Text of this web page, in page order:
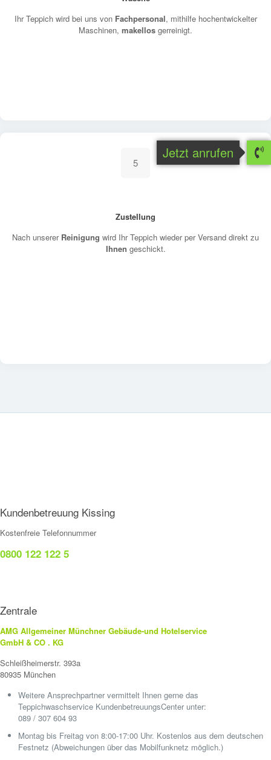
Ihr Teppich wird bei uns von Fachpersonal, mithilfe hochentwickelter
Maschinen, makellos gerreinigt.
5
Zustellung
Nach unserer Reinigung wird Ihr Teppich wieder per Versand direkt zu
Ihnen geschickt.
Kundenbetreuung Kissing
Kostenfreie Telefonnummer
0800 122 122 5
Zentrale
AMG Allgemeiner Münchner Gebäude-und Hotelservice
GmbH & CO . KG
Schleißheimerstr. 393a
80935 München
Weitere Ansprechpartner vermittelt Ihnen gerne das
Teppichwaschservice KundenbetreuungsCenter unter:
089 / 307 604 93
Montag bis Freitag von 8:00-17:00 Uhr. Kostenlos aus dem deutschen
Festnetz (Abweichungen über das Mobilfunknetz möglich.)
Jetzt anrufen